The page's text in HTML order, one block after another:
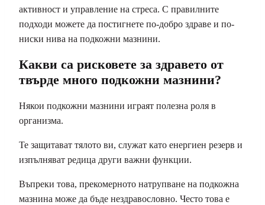
активност и управление на стреса. С правилните
подходи можете да постигнете по-добро здраве и по-
ниски нива на подкожни мазнини.
Какви са рисковете за здравето от
твърде много подкожни мазнини?
Някои подкожни мазнини играят полезна роля в
организма.
Те защитават тялото ви, служат като енергиен резерв и
изпълняват редица други важни функции.
Въпреки това, прекомерното натрупване на подкожна
мазнина може да бъде нездравословно. Често това е